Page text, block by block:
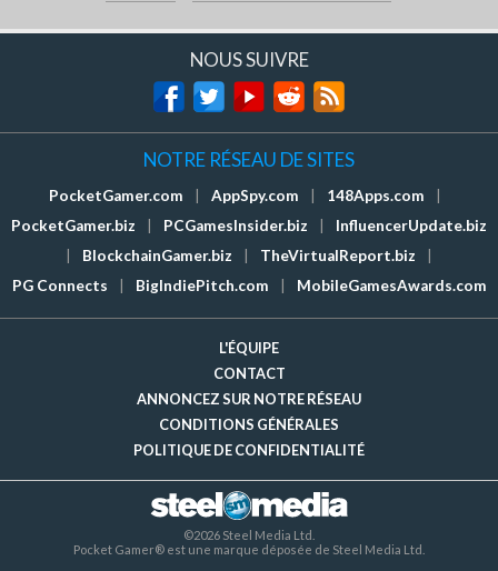
NOUS SUIVRE
NOTRE RÉSEAU DE SITES
PocketGamer.com AppSpy.com 148Apps.com
PocketGamer.biz
PCGamesInsider.biz
InfluencerUpdate.biz
BlockchainGamer.biz TheVirtualReport.biz
PG Connects
BigIndiePitch.com MobileGamesAwards.com
L'ÉQUIPE
CONTACT
ANNONCEZ SUR NOTRE RÉSEAU
CONDITIONS GÉNÉRALES
POLITIQUE DE CONFIDENTIALITÉ
©2026 Steel Media Ltd.
Pocket Gamer® est une marque déposée de Steel Media Ltd.